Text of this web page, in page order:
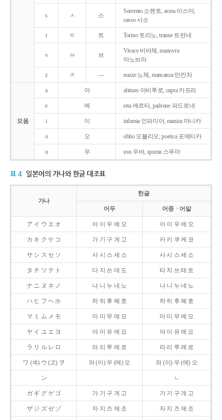
s ㅅ 스
Sorrento 소렌토, asma 아스마,
sasso 사소
t ㅌ 트 Torino 토리노, tranne 트란네
v ㅂ 브
Vivace 비바체, manovra
마노브라
z ㅊ ― nozze 노체, mancanza 만칸차
모음
a 아 abituro 아비투로, capra 카프라
e 에 erta 에르타, padrone 파드로네
i 이 infamia 인파미아, manica 마니카
o 오 oblio 오블리오, poetica 포에티카
u 우 uva 우바, spuma 스푸마
표 4 일본어의 가나와 한글 대조표
가나
한글
어두 어중ㆍ어말
ア イ ウ エ オ 아 이 우 에 오 아 이 우 에 오
カ キ ク ケ コ 가 기 구 게 고 카 키 쿠 케 코
サ シ ス セ ソ 사 시 스 세 소 사 시 스 세 소
タ チ ツ テ ト 다 지 쓰 데 도 타 치 쓰 테 토
ナ ニ ヌ ネ ノ 나 니 누 네 노 나 니 누 네 노
ハ ヒ フ ヘ ホ 하 히 후 헤 호 하 히 후 헤 호
マ ミ ム メ モ 마 미 무 메 모 마 미 무 메 모
ヤ イ ユ エ ヨ 야 이 유 에 요 야 이 유 에 요
ラ リ ル レ ロ 라 리 루 레 로 라 리 루 레 로
ワ (ヰ) ウ (ヱ) ヲ 와 (이) 우 (에) 오 와 (이) 우 (에) 오
ン ㄴ
ガ ギ グ ゲ ゴ 가 기 구 게 고 가 기 구 게 고
ザ ジ ズ ゼ ゾ 자 지 즈 제 조 자 지 즈 제 조